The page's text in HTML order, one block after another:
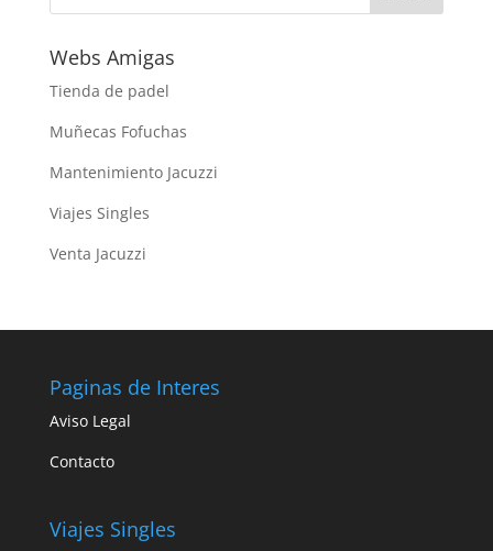
Webs Amigas
Tienda de padel
Muñecas Fofuchas
Mantenimiento Jacuzzi
Viajes Singles
Venta Jacuzzi
Paginas de Interes
Aviso Legal
Contacto
Viajes Singles